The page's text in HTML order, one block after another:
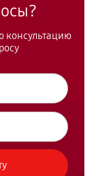
консультацию